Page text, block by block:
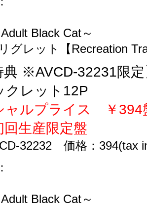
Black Cat～
グレット【Recreation
典 ※AVCD-32231限
クレット12P
ャルプライス ￥394
回生産限定盤
32232 価格：394(tax
Black Cat～